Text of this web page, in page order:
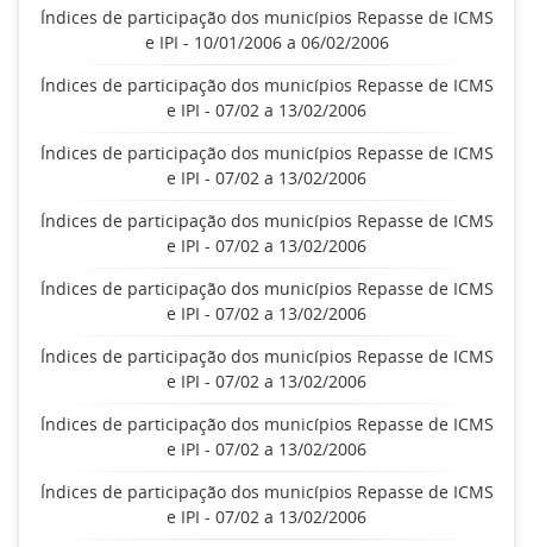
Índices de participação dos municípios Repasse de ICMS
e IPI - 10/01/2006 a 06/02/2006
Índices de participação dos municípios Repasse de ICMS
e IPI - 07/02 a 13/02/2006
Índices de participação dos municípios Repasse de ICMS
e IPI - 07/02 a 13/02/2006
Índices de participação dos municípios Repasse de ICMS
e IPI - 07/02 a 13/02/2006
Índices de participação dos municípios Repasse de ICMS
e IPI - 07/02 a 13/02/2006
Índices de participação dos municípios Repasse de ICMS
e IPI - 07/02 a 13/02/2006
Índices de participação dos municípios Repasse de ICMS
e IPI - 07/02 a 13/02/2006
Índices de participação dos municípios Repasse de ICMS
e IPI - 07/02 a 13/02/2006